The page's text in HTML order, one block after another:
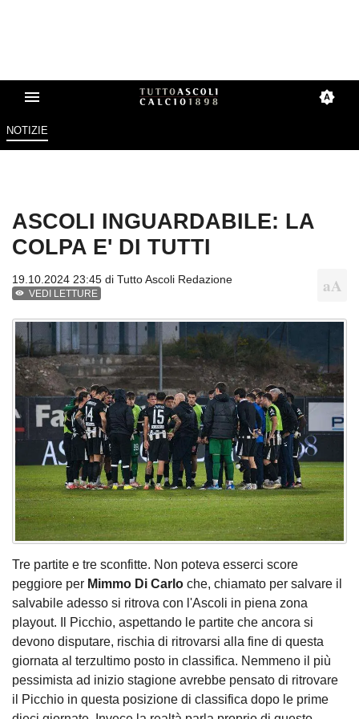
NOTIZIE
ASCOLI INGUARDABILE: LA
COLPA E' DI TUTTI
19.10.2024 23:45 di Tutto Ascoli Redazione
VEDI LETTURE
Tre partite e tre sconfitte. Non poteva esserci score
peggiore per Mimmo Di Carlo che, chiamato per salvare il
salvabile adesso si ritrova con l'Ascoli in piena zona
playout. Il Picchio, aspettando le partite che ancora si
devono disputare, rischia di ritrovarsi alla fine di questa
giornata al terzultimo posto in classifica. Nemmeno il più
pessimista ad inizio stagione avrebbe pensato di ritrovare
il Picchio in questa posizione di classifica dopo le prime